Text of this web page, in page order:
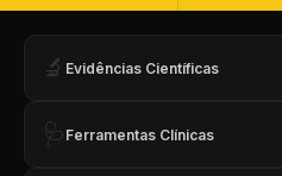
🔬 Evidências Científicas
🩺 Ferramentas Clínicas